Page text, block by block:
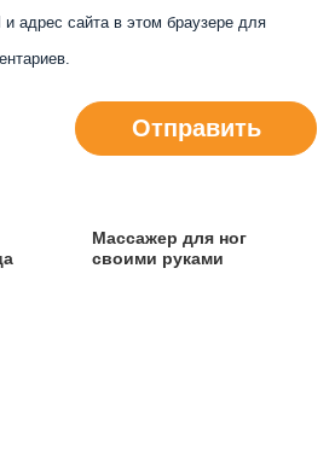
адрес сайта в этом браузере для
Отправить
Массажер для ног
своими руками